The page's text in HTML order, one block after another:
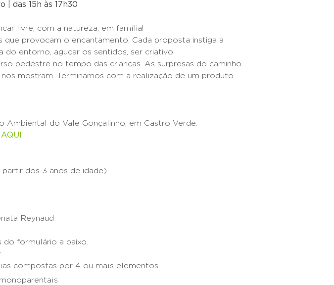
| das 15h às 17h30
livre, com a natureza, em família!
que provocam o encantamento. Cada proposta instiga a
do entorno, aguçar os sentidos, ser criativo.
pedestre no tempo das crianças. As surpresas do caminho
nos mostram. Terminamos com a realização de um produto
Ambiental do Vale Gonçalinho, em Castro Verde.
AQUI
partir dos 3 anos de idade)
Reynaud
do formulário a baixo.
compostas por 4 ou mais elementos